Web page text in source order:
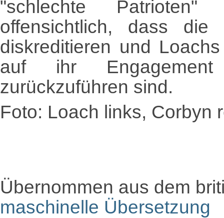
"schlechte
offensichtlich, dass die
diskreditieren und
auf ihr
zurückzuführen sind.
Foto: Loach links, Corbyn
Übernommen aus dem
maschinelle Übersetzung